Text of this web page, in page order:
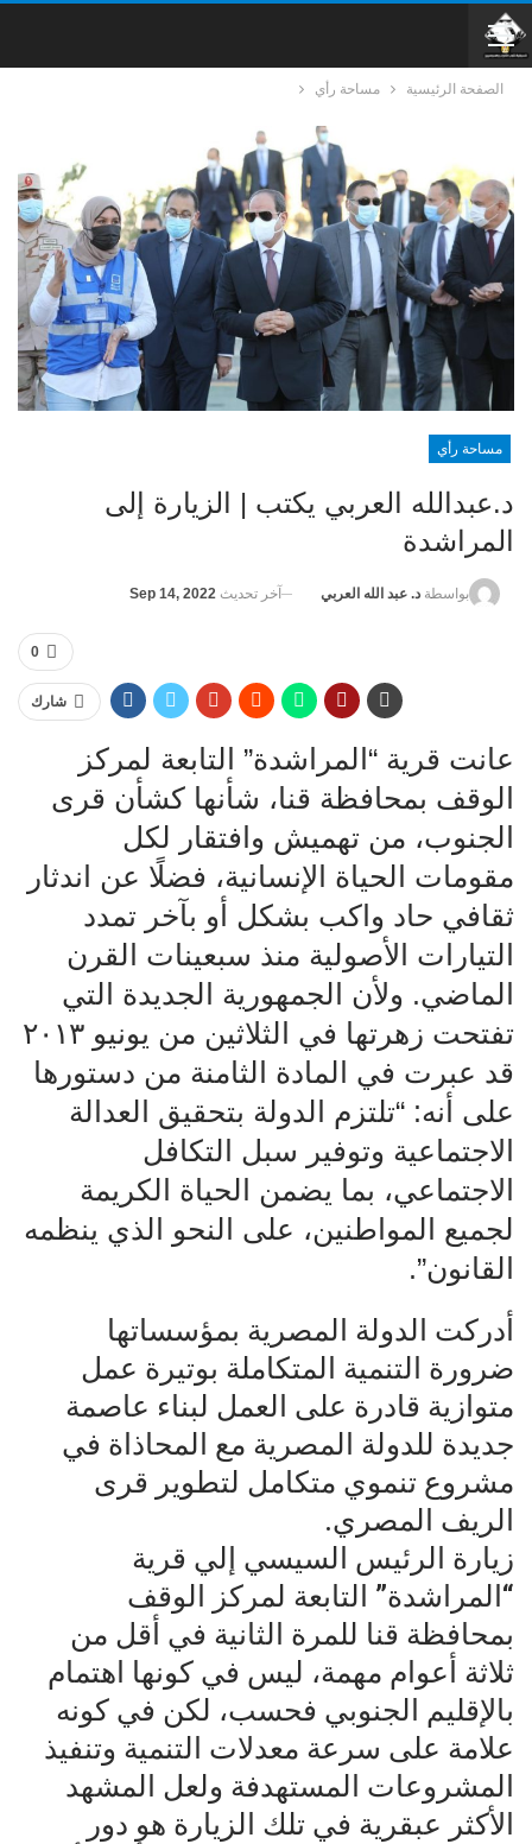
الصفحة الرئيسية مساحة رأي
مساحة رأي
د.عبدالله العربي يكتب | الزيارة إلى
المراشدة
بواسطة د. عبد الله العربي آخر تحديث Sep 14, 2022
0
شارك
عانت قرية “المراشدة” التابعة لمركز
الوقف بمحافظة قنا، شأنها كشأن قرى
الجنوب، من تهميش وافتقار لكل
مقومات الحياة الإنسانية، فضلًا عن اندثار
ثقافي حاد واكب بشكل أو بآخر تمدد
التيارات الأصولية منذ سبعينات القرن
الماضي. ولأن الجمهورية الجديدة التي
تفتحت زهرتها في الثلاثين من يونيو ٢٠١٣
قد عبرت في المادة الثامنة من دستورها
على أنه: “تلتزم الدولة بتحقيق العدالة
الاجتماعية وتوفير سبل التكافل
الاجتماعي، بما يضمن الحياة الكريمة
لجميع المواطنين، على النحو الذي ينظمه
القانون”.
أدركت الدولة المصرية بمؤسساتها
ضرورة التنمية المتكاملة بوتيرة عمل
متوازية قادرة على العمل لبناء عاصمة
جديدة للدولة المصرية مع المحاذاة في
مشروع تنموي متكامل لتطوير قرى
الريف المصري.
زيارة الرئيس السيسي إلي قرية
“المراشدة” التابعة لمركز الوقف
بمحافظة قنا للمرة الثانية في أقل من
ثلاثة أعوام مهمة، ليس في كونها اهتمام
بالإقليم الجنوبي فحسب، لكن في كونه
علامة على سرعة معدلات التنمية وتنفيذ
المشروعات المستهدفة ولعل المشهد
الأكثر عبقرية في تلك الزيارة هو دور